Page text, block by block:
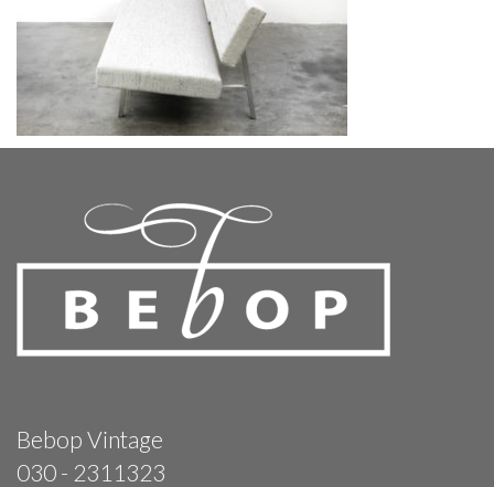
Bebop Vintage
030 - 2311323